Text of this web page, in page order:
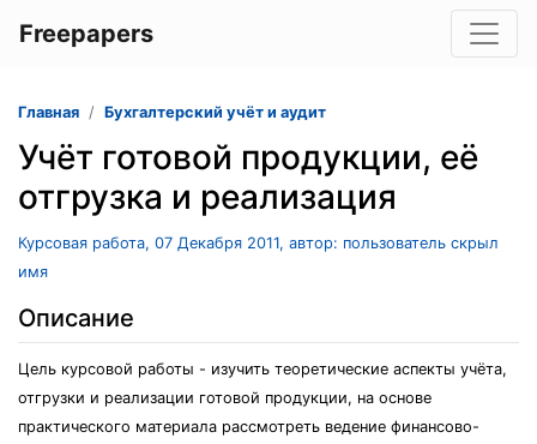
Freepapers
Главная Бухгалтерский учёт и аудит
Учёт готовой продукции, её
отгрузка и реализация
Курсовая работа, 07 Декабря 2011, автор: пользователь скрыл
имя
Описание
Цель курсовой работы - изучить теоретические аспекты учёта,
отгрузки и реализации готовой продукции, на основе
практического материала рассмотреть ведение финансово-